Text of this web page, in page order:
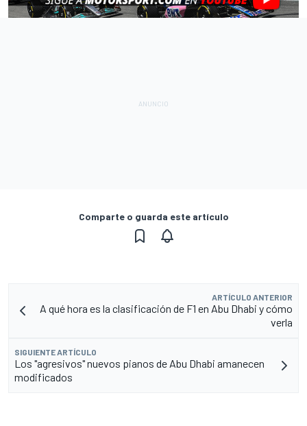
Comparte o guarda este artículo
ARTÍCULO ANTERIOR
A qué hora es la clasificación de F1 en Abu Dhabi y cómo
verla
SIGUIENTE ARTÍCULO
Los "agresivos" nuevos pianos de Abu Dhabi amanecen
modificados